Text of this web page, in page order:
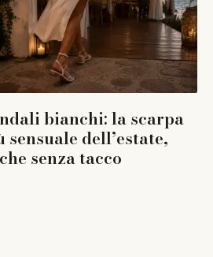
bianchi: la scarpa
sensuale dell’estate,
senza tacco